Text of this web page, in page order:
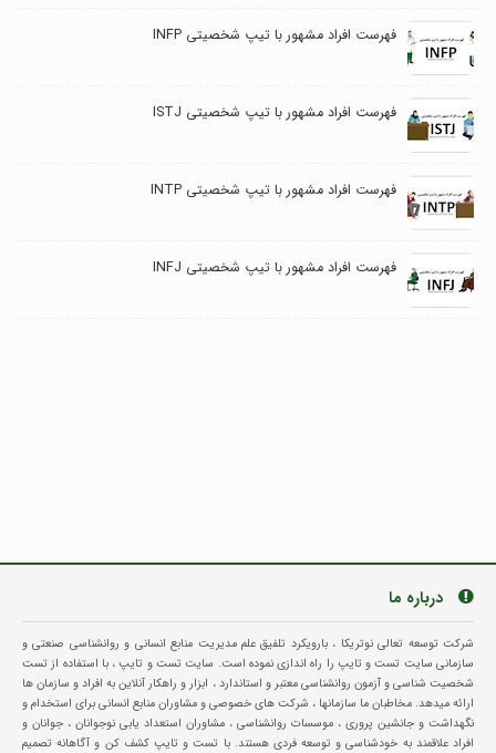
فهرست افراد مشهور با تیپ شخصیتی INFP
فهرست افراد مشهور با تیپ شخصیتی ISTJ
فهرست افراد مشهور با تیپ شخصیتی INTP
فهرست افراد مشهور با تیپ شخصیتی INFJ
درباره ما
شرکت توسعه تعالی نوتریکا ، بارویکرد تلفیق علم مدیریت منابع انسانی و روانشناسی صنعتی و
سازمانی سایت تست و تایپ را راه اندازی نموده است. سایت تست و تایپ ، با استفاده از تست
شخصیت شناسی و آزمون روانشناسی معتبر و استاندارد ، ابزار و راهکار آنلاین به افراد و سازمان ها
ارائه میدهد. مخاطبان ما سازمانها ، شرکت های خصوصی و مشاوران منابع انسانی برای استخدام و
نگهداشت و جانشین پروری ، موسسات روانشناسی ، مشاوران استعداد یابی نوجوانان ، جوانان و
افراد علاقمند به خودشناسی و توسعه فردی هستند. با تست و تایپ کشف کن و آگاهانه تصمیم